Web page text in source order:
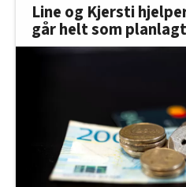
Line og Kjersti
går helt som planlagt